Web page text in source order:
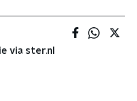
via ster.nl